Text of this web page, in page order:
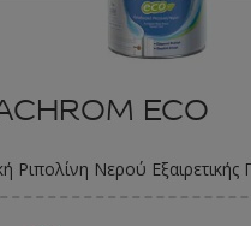
ECO
Ριπολίνη Νερού Εξαιρετικής